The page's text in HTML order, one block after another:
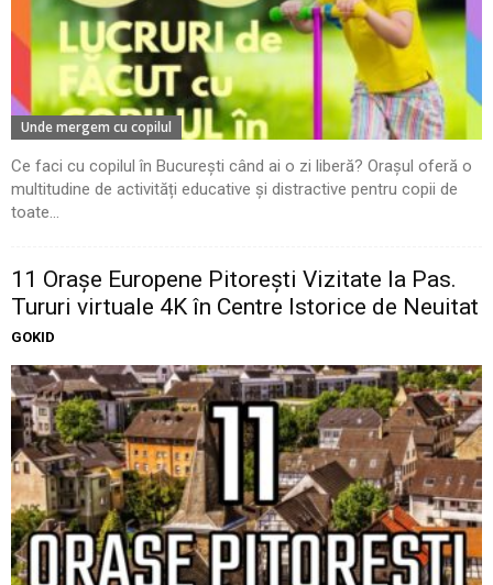
Unde mergem cu copilul
Ce faci cu copilul în București când ai o zi liberă? Orașul oferă o
multitudine de activități educative și distractive pentru copii de
toate...
11 Oraşe Europene Pitoreşti Vizitate la Pas.
Tururi virtuale 4K în Centre Istorice de Neuitat
GOKID